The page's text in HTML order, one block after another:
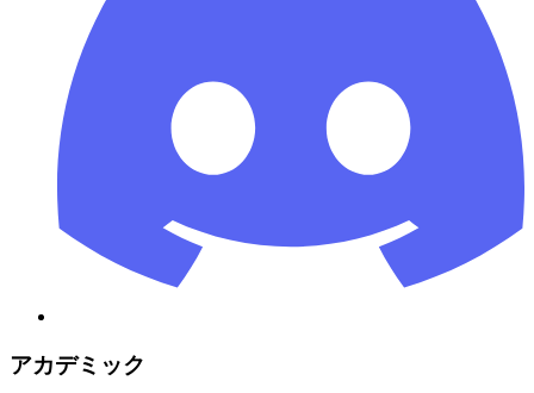
アカデミック